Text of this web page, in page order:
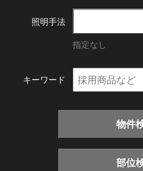
照明手法
指定なし
キーワード
物件
部位